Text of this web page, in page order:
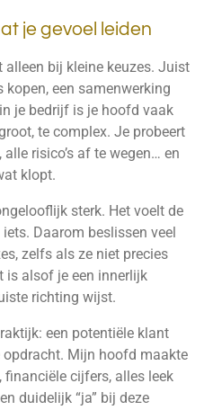
je gevoel leiden
alleen bij kleine keuzes. Juist
een samenwerking
je bedrijf is je hoofd vaak
te complex. Je probeert
alle risico’s af te wegen… en
klopt.
sterk. Het voelt de
Daarom beslissen veel
zelfs als ze niet precies
is alsof je een innerlijk
richting wijst.
een potentiële klant
Mijn hoofd maakte
financiële cijfers, alles leek
duidelijk “ja” bij deze